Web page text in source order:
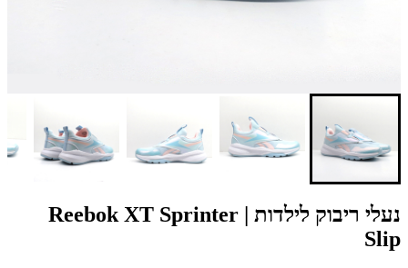
נעלי ריבוק לילדות | Reebok XT Sprinter
Slip